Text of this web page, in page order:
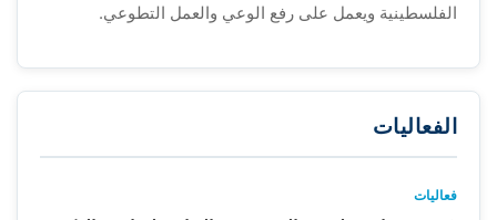
الفلسطينية ويعمل على رفع الوعي والعمل التطوعي.
الفعاليات
فعاليات